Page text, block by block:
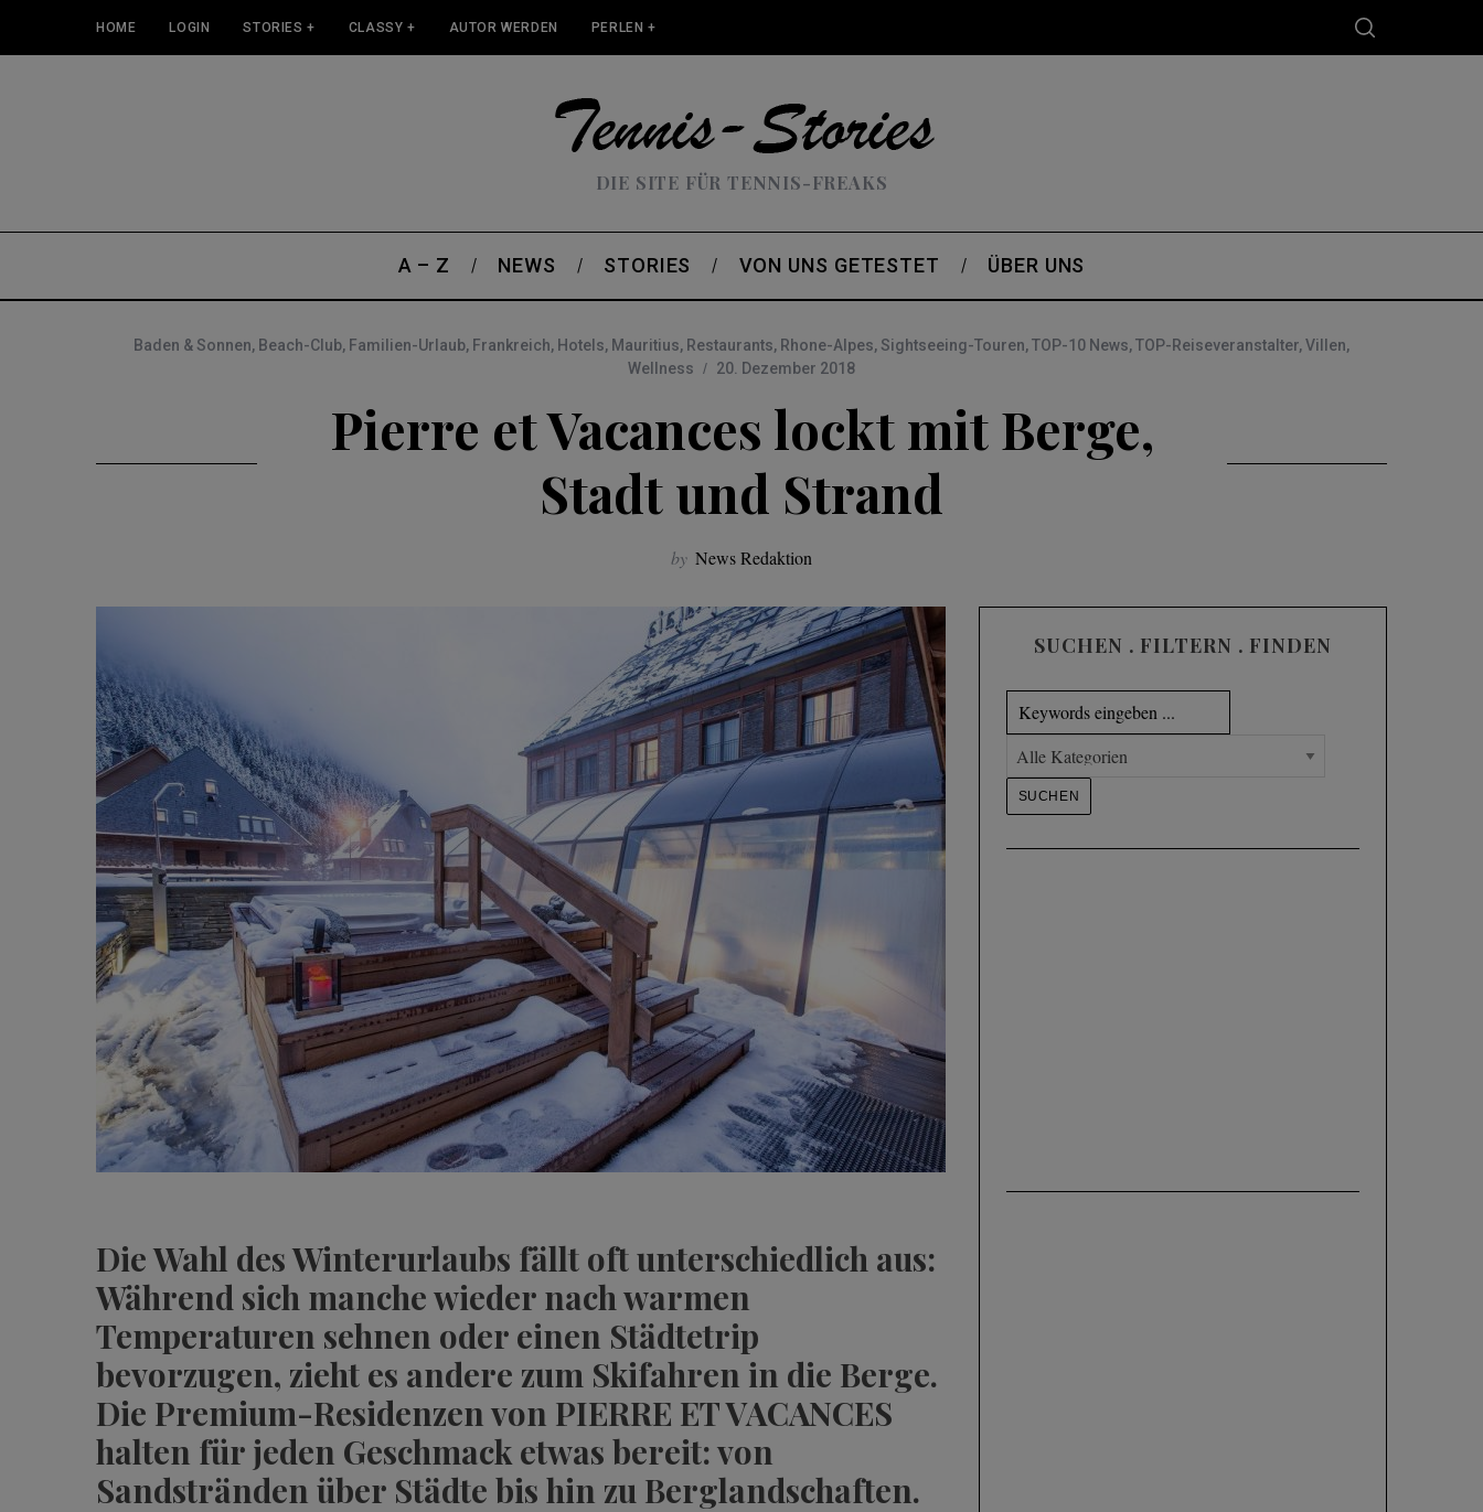
HOME LOGIN STORIES + CLASSY + AUTOR WERDEN PERLEN +
DIE SITE FÜR TENNIS-FREAKS
A – Z NEWS STORIES VON UNS GETESTET ÜBER UNS
Baden & Sonnen, Beach-Club, Familien-Urlaub, Frankreich, Hotels, Mauritius, Restaurants, Rhone-Alpes, Sightseeing-Touren,TOP-10 News,TOP-Reiseveranstalter,Villen,
Wellness
20. Dezember 2018
Pierre et Vacances lockt mit Berge,
Stadt und Strand
by News Redaktion
Die Wahl des Winterurlaubs fällt oft unterschiedlich aus:
Während sich manche wieder nach warmen
Temperaturen sehnen oder einen Städtetrip
bevorzugen, zieht es andere zum Skifahren in die Berge.
Die Premium-Residenzen von PIERRE ET VACANCES
halten für jeden Geschmack etwas bereit: von
Sandstränden über Städte bis hin zu Berglandschaften.
SUCHEN . FILTERN . FINDEN